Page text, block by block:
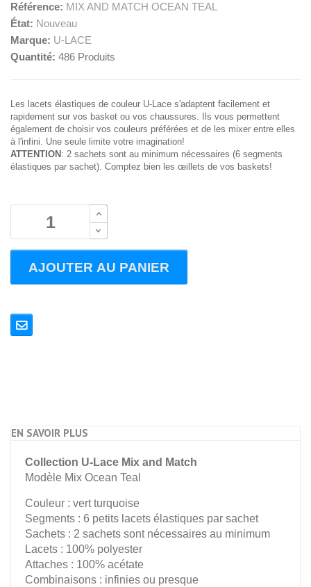
Référence: MIX AND MATCH OCEAN TEAL
État: Nouveau
Marque: U-LACE
Quantité: 486 Produits
Les lacets élastiques de couleur U-Lace s'adaptent facilement et
rapidement sur vos basket ou vos chaussures. Ils vous permettent
également de choisir vos couleurs préférées et de les mixer entre elles
à l'infini. Une seule limite votre imagination!
ATTENTION : 2 sachets sont au minimum nécessaires (6 segments
élastiques par sachet). Comptez bien les œillets de vos baskets!
B
B
AJOUTER AU PANIER
EN SAVOIR PLUS
Collection U-Lace Mix and Match
Modèle Mix Ocean Teal
Couleur : vert turquoise
Segments : 6 petits lacets élastiques par sachet
Sachets : 2 sachets sont nécessaires au minimum
Lacets : 100% polyester
Attaches : 100% acétate
Combinaisons : infinies ou presque